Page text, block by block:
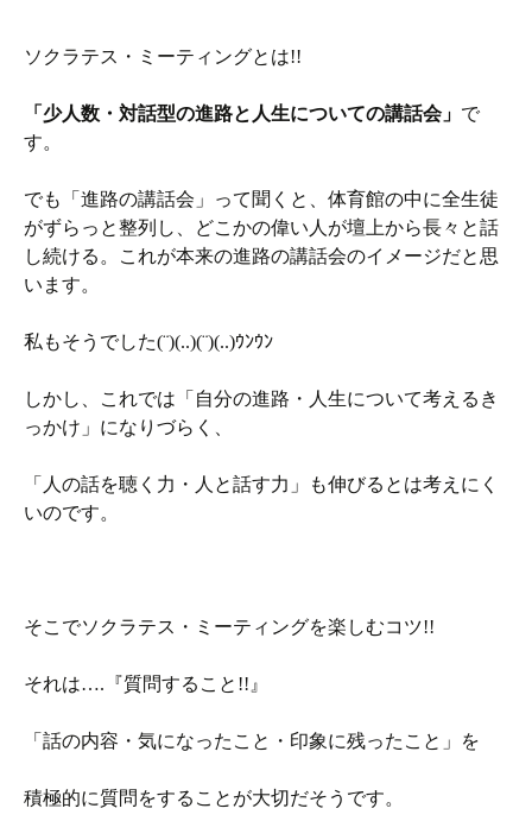
ソクラテス・ミーティングとは!!
「少人数・対話型の進路と人生についての講話会」 で
す。
でも「進路の講話会」って聞くと、体育館の中に全生徒
がずらっと整列し、どこかの偉い人が壇上から長々と話
し続ける。これが本来の進路の講話会のイメージだと思
います。
私もそうでした(¨)(..)(¨)(..)ｳﾝｳﾝ
しかし、これでは「自分の進路・人生について考えるき
っかけ」になりづらく、
「人の話を聴く力・人と話す力」も伸びるとは考えにく
いのです。
そこでソクラテス・ミーティングを楽しむコツ!!
それは….『質問すること!!』
「話の内容・気になったこと・印象に残ったこと」を
積極的に質問をすることが大切だそうです。